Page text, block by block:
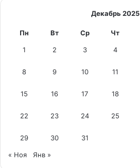
Декабрь 2025
Пн Вт Ср Чт
1 2 3 4
8 9 10 11
15 16 17 18
22 23 24 25
29 30 31
« Ноя Янв »